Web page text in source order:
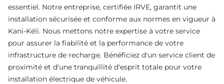
essentiel. Notre entreprise, certifiée IRVE, garantit une
installation sécurisée et conforme aux normes en vigueur à
Kani-Kéli. Nous mettons notre expertise à votre service
pour assurer la fiabilité et la performance de votre
infrastructure de recharge. Bénéficiez d'un service client de
proximité et d'une tranquillité d'esprit totale pour votre
installation électrique de véhicule.